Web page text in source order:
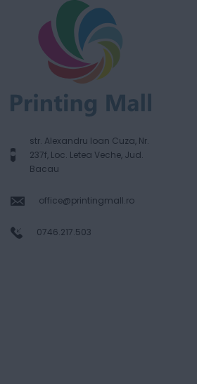
str. Alexandru Ioan Cuza, Nr.
237f, Loc. Letea Veche, Jud.
Bacau
office@printingmall.ro
0746.217.503